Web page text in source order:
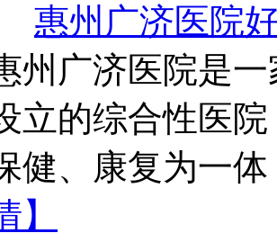
惠州广济医院
广济医院是一
立的综合性医
健、康复为一
】